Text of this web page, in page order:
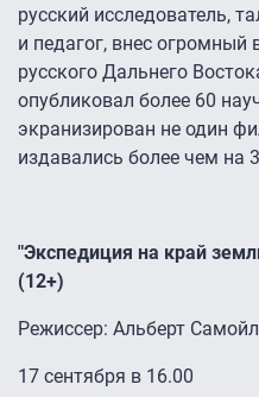
русский исследователь,
и педагог, внес огромный
русского Дальнего
опубликовал более 60
экранизирован не один
издавались более чем на
"Экспедиция на край
(12+)
Режиссер: Альберт
17 сентября в 16.00